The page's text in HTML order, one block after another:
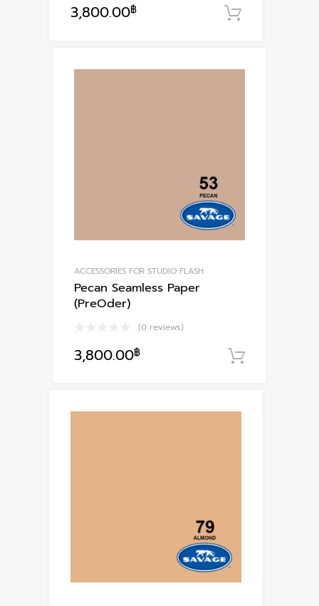
3,800.00฿
ACCESSORIES FOR STUDIO FLASH
Pecan Seamless Paper
(PreOder)
(0 reviews)
3,800.00฿